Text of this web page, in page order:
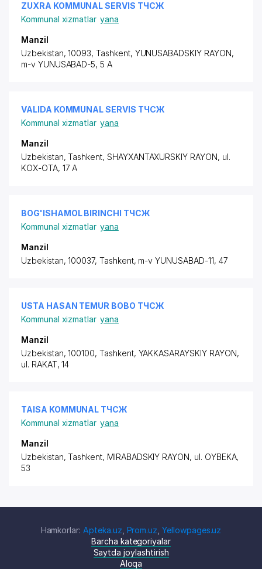
ZUXRA KOMMUNAL SERVIS ТЧСЖ
Kommunal xizmatlar yana
Manzil
Uzbekistan, 10093, Tashkent, YUNUSABADSKIY RAYON,
m-v YUNUSABAD-5, 5 A
VALIDA KOMMUNAL SERVIS ТЧСЖ
Kommunal xizmatlar yana
Manzil
Uzbekistan, Tashkent, SHAYXANTAXURSKIY RAYON, ul.
KOX-OTA, 17 A
BOG'ISHAMOL BIRINCHI ТЧСЖ
Kommunal xizmatlar yana
Manzil
Uzbekistan, 100037, Tashkent, m-v YUNUSABAD-11, 47
USTA HASAN TEMUR BOBO ТЧСЖ
Kommunal xizmatlar yana
Manzil
Uzbekistan, 100100, Tashkent, YAKKASARAYSKIY RAYON,
ul. RAKAT, 14
TAISA KOMMUNAL ТЧСЖ
Kommunal xizmatlar yana
Manzil
Uzbekistan, Tashkent, MIRABADSKIY RAYON, ul. OYBEKA,
53
Hamkorlar: Apteka.uz Prom.uz ,Yellowpages.uz
Barcha kategoriyalar
Saytda joylashtirish
Aloqa